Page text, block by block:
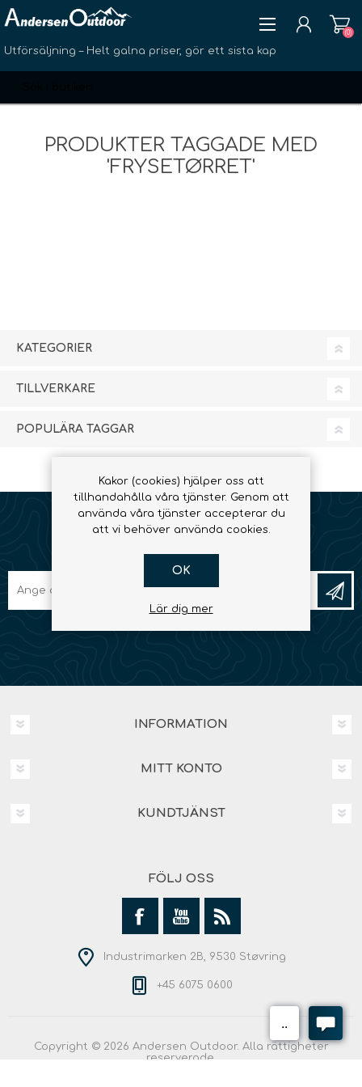
Utförsäljning – Helt galna priser, gör ett sista kap
(0)
PRODUKTER TAGGADE MED
'FRYSETØRRET'
KATEGORIER
TILLVERKARE
POPULÄRA TAGGAR
INFORMATION
MITT KONTO
KUNDTJÄNST
FÖLJ OSS
Industrimarken 2B, 9530 Støvring
+45 6075 0600
Copyright © 2026 Andersen Outdoor. Alla rättigheter
reserverade.
Kakor (cookies) hjälper oss att
tillhandahålla våra tjänster. Genom att
använda våra tjänster accepterar du
att vi behöver använda cookies.
OK
Lär dig mer